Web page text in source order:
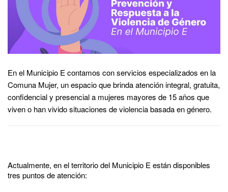
En el Municipio E contamos con servicios especializados en la
Comuna Mujer, un espacio que brinda atención integral, gratuita,
confidencial y presencial a mujeres mayores de 15 años que
viven o han vivido situaciones de violencia basada en género.
Actualmente, en el territorio del Municipio E están disponibles
tres puntos de atención: